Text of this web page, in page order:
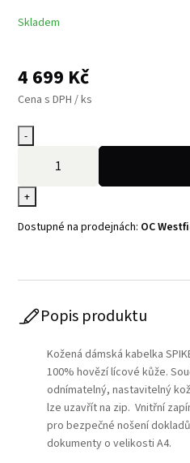
Skladem
4 699 Kč
Cena s DPH / ks
-
+
Dostupné na prodejnách: OC
Popis produktu
Kožená dámská kabelka
100% hovězí lícové kůže.
odnímatelný, nastavitelný
lze uzavřít na zip. Vnitřní
pro bezpečné nošení
dokumenty o velikosti A4.